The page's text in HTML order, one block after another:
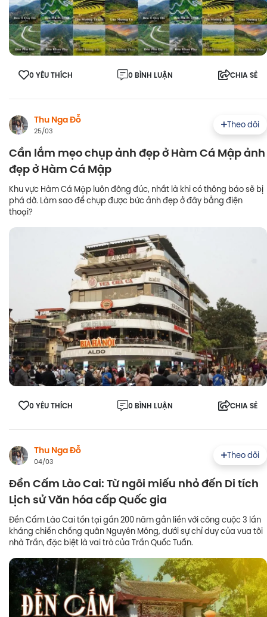
0 YÊU THÍCH 0 BÌNH LUẬN CHIA SẺ
Thu Nga Đỗ
25/03
Theo dõi
Cần lắm mẹo chụp ảnh đẹp ở Hàm Cá Mập ảnh
đẹp ở Hàm Cá Mập
Khu vực Hàm Cá Mập luôn đông đúc, nhất là khi có thông báo sẽ bị
phá dỡ. Làm sao để chụp được bức ảnh đẹp ở đây bằng điện
thoại?
0 YÊU THÍCH 0 BÌNH LUẬN CHIA SẺ
Thu Nga Đỗ
04/03
Theo dõi
Đền Cấm Lào Cai: Từ ngôi miếu nhỏ đến Di tích
Lịch sử Văn hóa cấp Quốc gia
Đền Cấm Lào Cai tồn tại gần 200 năm gắn liền với công cuộc 3 lần
kháng chiến chống quân Nguyên Mông, dưới sự chỉ duy của vua tôi
nhà Trần, đặc biệt là vai trò của Trần Quốc Tuấn.